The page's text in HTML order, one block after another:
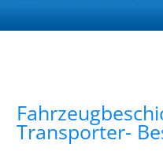
Transporter-